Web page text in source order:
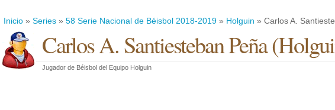
Inicio » Series » 58 Serie Nacional de Béisbol 2018-2019 » Holguin » Carlos A.
Carlos A. Santiesteban Peña(
Jugador de Béisbol del Equipo Holguin